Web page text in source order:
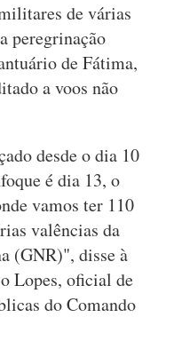
de várias
peregrinação
de Fátima,
a voos não
desde o dia 10
é dia 13, o
vamos ter 110
valências da
(GNR)", disse à
Lopes, oficial de
do Comando